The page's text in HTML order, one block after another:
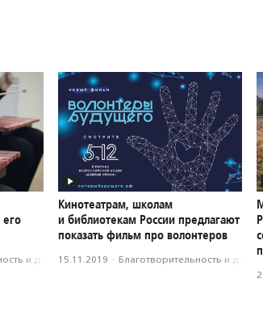
и доброволь­чест­во
Кинотеатрам, школам
и библиотекам России предлагают
показать фильм про волонтеров
15.11.2019 · Благотвори­тель­ность и